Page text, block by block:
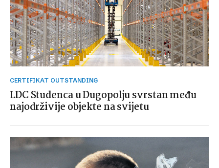
CERTIFIKAT OUTSTANDING
LDC Studenca u Dugopolju svrstan među
najodrživije objekte na svijetu